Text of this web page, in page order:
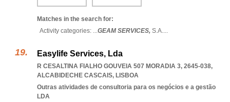
Matches in the search for:
Activity categories: ...GEAM SERVICES, S.A....
Easylife Services, Lda
R CESALTINA FIALHO GOUVEIA 507 MORADIA 3, 2645-038,
ALCABIDECHE CASCAIS, LISBOA
Outras atividades de consultoria para os negócios e a gestão
LDA